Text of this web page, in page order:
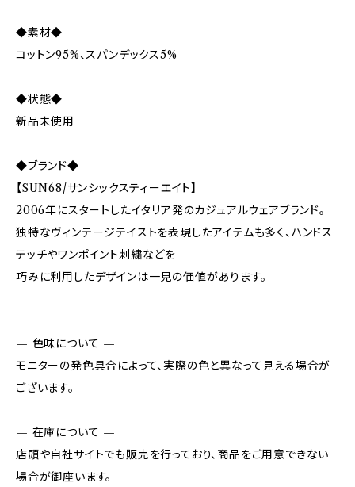
◆素材◆
コットン95%、スパンデックス5%
◆状態◆
新品未使用
◆ブランド◆
【SUN68/サンシックスティーエイト】
2006年にスタートしたイタリア発のカジュアルウェアブランド。
独特なヴィンテージテイストを表現したアイテムも多く、ハンドス
テッチやワンポイント刺繍などを
巧みに利用したデザインは一見の価値があります。
— 色味について —
モニターの発色具合によって、実際の色と異なって見える場合が
ございます。
— 在庫について —
店頭や自社サイトでも販売を行っており、商品をご用意できない
場合が御座います。